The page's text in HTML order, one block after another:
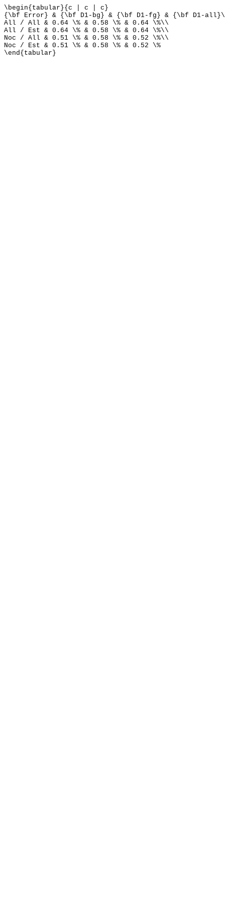
\begin{tabular}{c | c | c}
{\bf Error} & {\bf D1-bg} & {\bf D1-fg} & {\bf D1-
All / All & 0.64 \% & 0.58 \% & 0.64 \%\\
All / Est & 0.64 \% & 0.58 \% & 0.64 \%\\
Noc / All & 0.51 \% & 0.58 \% & 0.52 \%\\
Noc / Est & 0.51 \% & 0.58 \% & 0.52 \%
\end{tabular}